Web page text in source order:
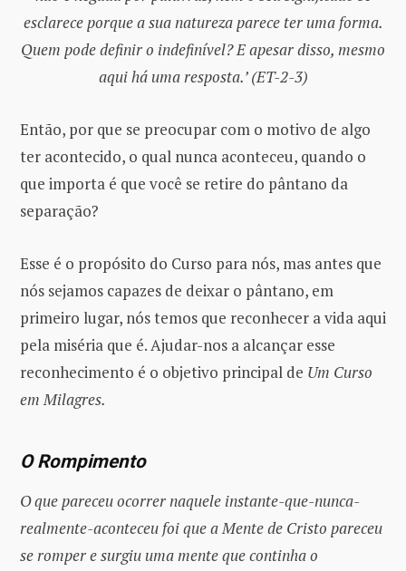
esclarece porque a sua natureza parece ter uma forma.
Quem pode definir o indefinível? E apesar disso, mesmo
aqui há uma resposta.’ (ET-2-3)
Então, por que se preocupar com o motivo de algo
ter acontecido, o qual nunca aconteceu, quando o
que importa é que você se retire do pântano da
separação?
Esse é o propósito do Curso para nós, mas antes que
nós sejamos capazes de deixar o pântano, em
primeiro lugar, nós temos que reconhecer a vida aqui
pela miséria que é. Ajudar-nos a alcançar esse
reconhecimento é o objetivo principal de Um Curso
em Milagres.
O Rompimento
O que pareceu ocorrer naquele instante-que-nunca-
realmente-aconteceu foi que a Mente de Cristo pareceu
se romper e surgiu uma mente que continha o